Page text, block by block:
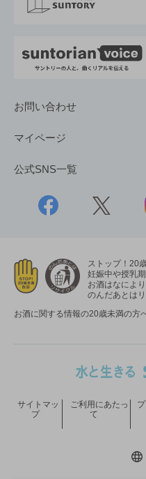
採用情報
お問い合わせ
マイページ
公式SNS一覧
ストップ！20
妊娠中や授乳
お酒はなによ
のんだあとはリ
お酒に関する情報の20歳未満の方
サイトマッ
プ
ご利用にあたっ
て